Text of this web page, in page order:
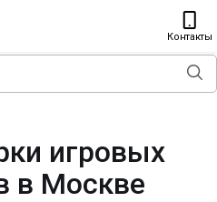
Контакты
игровых
в Москве